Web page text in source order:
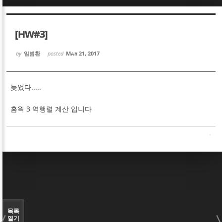
[HW#3]
by 임범환 posted Mar 21, 2017
늦었다.....
홈웍 3 역행렬 계산 입니다
목록
열기
Sketchbook5, 스케치북5
Sketchbook5, 스케치북5
Sketchbook5, 스케치북5
Sketchbook5, 스케치북5